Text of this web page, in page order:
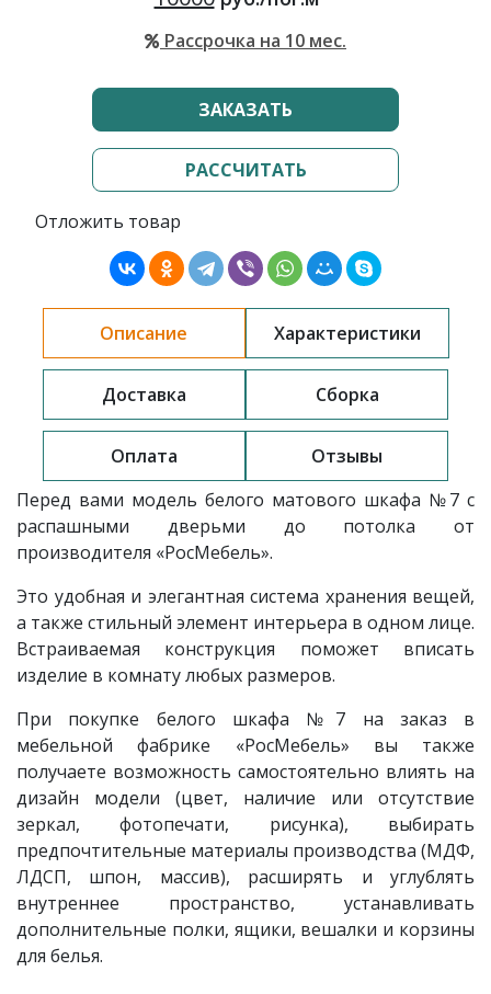
Рассрочка на 10 мес.
ЗАКАЗАТЬ
РАССЧИТАТЬ
Отложить товар
Описание Характеристики
Доставка Сборка
Оплата
Отзывы
Перед вами модель белого матового шкафа №7 с
распашными дверьми до потолка от
производителя «РосМебель».
Это удобная и элегантная система хранения вещей,
а также стильный элемент интерьера в одном лице.
Встраиваемая конструкция поможет вписать
изделие в комнату любых размеров.
При покупке белого шкафа №7 на заказ в
мебельной фабрике «РосМебель» вы также
получаете возможность самостоятельно влиять на
дизайн модели (цвет, наличие или отсутствие
зеркал, фотопечати, рисунка), выбирать
предпочтительные материалы производства (МДФ,
ЛДСП, шпон, массив), расширять и углублять
внутреннее пространство, устанавливать
дополнительные полки, ящики, вешалки и корзины
для белья.